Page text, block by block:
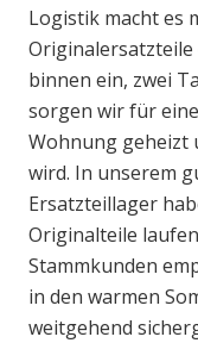
Logistik macht es
binnen ein, zwei
sorgen wir für
Wohnung geheizt
wird. In unserem
Ersatzteillager
Originalteile
Stammkunden
in den warmen
weitgehend